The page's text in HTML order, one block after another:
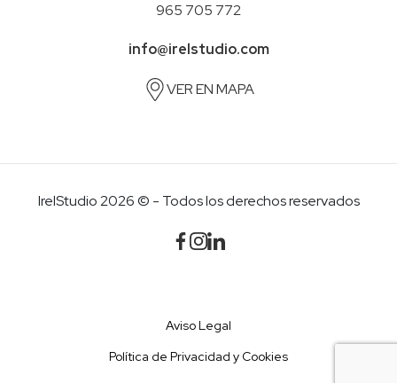
965 705 772
info@irelstudio.com
VER EN MAPA
IrelStudio 2026 © - Todos los derechos reservados
Aviso Legal
Política de Privacidad y Cookies